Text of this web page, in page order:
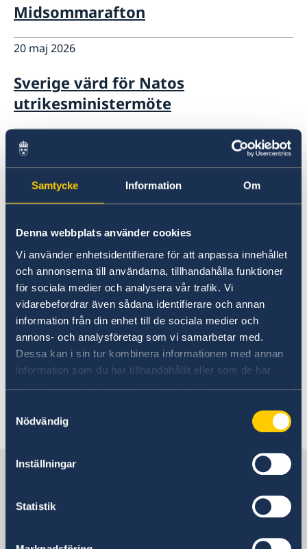
Samtycke Information Om
Denna webbplats använder cookies
Vi använder enhetsidentifierare för att anpassa innehållet
och annonserna till användarna, tillhandahålla funktioner
för sociala medier och analysera vår trafik. Vi
vidarebefordrar även sådana identifierare och annan
information från din enhet till de sociala medier och
annons- och analysföretag som vi samarbetar med.
Dessa kan i sin tur kombinera informationen med annan
information som du har tillhandahållit eller som de har
samlat in när du har använt deras tjänster.
Nödvändig
Inställningar
Statistik
Svenska företag i Armenien
Nyheter
ArtNexus
Midsommarafton
20 maj 2026
Sverige värd för Natos
utrikesministermöte
26 mars 2026
Ambassaden stängd över
påskhelgen
18 feb. 2026
Regeringens prioriteringar i
utrikesdeklarationen 2026
17 dec. 2025
Ändrade öppettider under jul- och
nyårshelgerna: december 2025 –
Sverige i Armenien
Sveriges ambassad